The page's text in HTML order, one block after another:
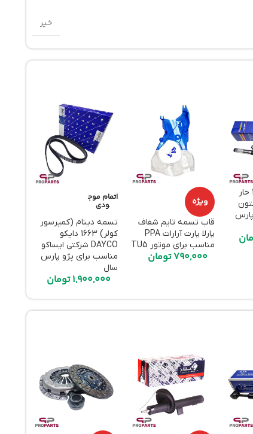
خیر
مشعلی پلوس 24 خار
ویژه
قاب تسمه تایم شفاف
پارلا پارت آرارات PPA
مناسب برای موتور TU5
790,000تومان
اتمام موج
ودی
تسمه دینام (کمپرسور
کولر) 1663 دایکو
DAYCO شرکتی ایساکو
مناسب برای پژو پارس
سال
1,900,000تومان